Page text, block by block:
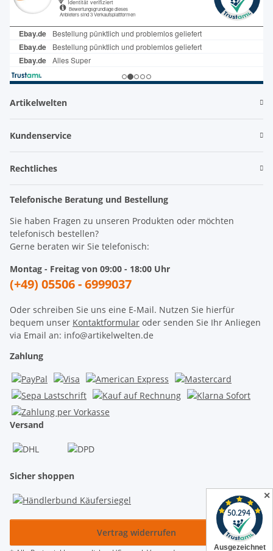
Artikelwelten
Kundenservice
Rechtliches
Telefonische Beratung und Bestellung
Sie haben Fragen zu unseren Produkten oder möchten
telefonisch bestellen?
Gerne beraten wir Sie telefonisch:
Montag - Freitag von 09:00 - 18:00 Uhr
(+49) 05506 - 6999037
Oder schreiben Sie uns eine E-Mail. Nutzen Sie hierfür
bequem unser Kontaktformular oder senden Sie Ihr Anliegen
via Email an: info@artikelwelten.de
Zahlung
Versand
Sicher shoppen
Vertrag widerrufen
✕